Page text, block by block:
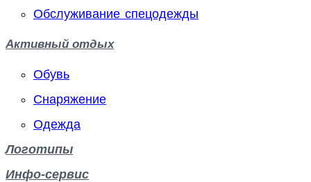
Обслуживание спецодежды
Активный отдых
Обувь
Снаряжение
Одежда
Логотипы
Инфо-сервис